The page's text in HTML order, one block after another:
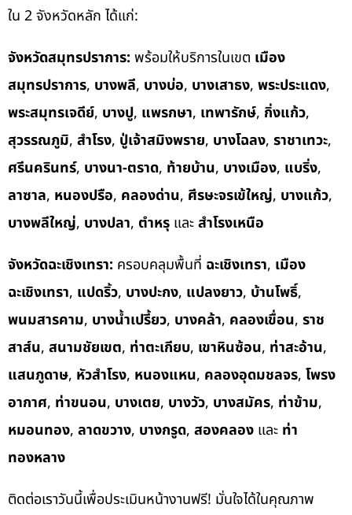
ใน 2 จังหวัดหลัก ได้แก่:
จังหวัดสมุทรปราการ: พร้อมให้บริการในเขต เมือง
สมุทรปราการ, บางพลี, บางบ่อ, บางเสาธง, พระประแดง,
พระสมุทรเจดีย์, บางปู, แพรกษา, เทพารักษ์, กิ่งแก้ว,
สุวรรณภูมิ, สำโรง, ปู่เจ้าสมิงพราย, บางโฉลง, ราชาเทวะ,
ศรีนครินทร์, บางนา-ตราด, ท้ายบ้าน, บางเมือง, แบริ่ง,
ลาซาล, หนองปรือ, คลองด่าน, ศีรษะจรเข้ใหญ่, บางแก้ว,
บางพลีใหญ่, บางปลา, ตำหรุ และสำโรงเหนือ
จังหวัดฉะเชิงเทรา: ครอบคลุมพื้นที่ ฉะเชิงเทรา, เมือง
ฉะเชิงเทรา, แปดริ้ว, บางปะกง, แปลงยาว, บ้านโพธิ์,
พนมสารคาม, บางน้ำเปรี้ยว, บางคล้า, คลองเขื่อน, ราช
สาส์น, สนามชัยเขต, ท่าตะเกียบ, เขาหินซ้อน, ท่าสะอ้าน,
แสนภูดาษ, หัวสำโรง, หนองแหน, คลองอุดมชลจร, โพรง
อากาศ, ท่าขนอน, บางเตย, บางวัว, บางสมัคร, ท่าข้าม,
หมอนทอง, ลาดขวาง, บางกรูด, สองคลอง และ ท่า
ทองหลาง
ติดต่อเราวันนี้เพื่อประเมินหน้างานฟรี! มั่นใจได้ในคุณภาพ